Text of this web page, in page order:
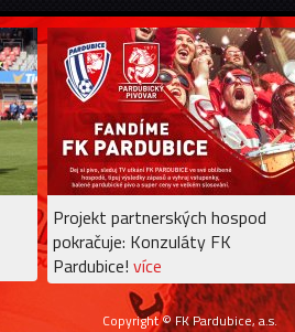
Projekt partnerských hospod
pokračuje: Konzuláty FK
Pardubice! více
Copyright © FK Pardubice, a.s.